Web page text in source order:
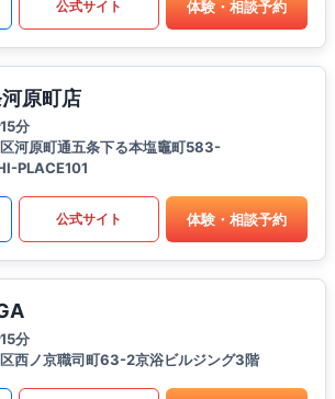
公式サイト 体験・相談予約
原町店
分
河原町通五条下る本塩竈町583-
PLACE101
公式サイト 体験・相談予約
分
西ノ京職司町63-2京浴ビルジング3階